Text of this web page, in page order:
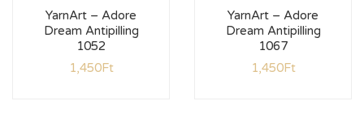
YarnArt – Adore
Dream Antipilling
1052
1,450Ft
YarnArt – Adore
Dream Antipilling
1067
1,450Ft